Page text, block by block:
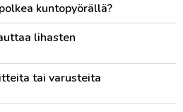
kuntopyörällä?
lihasten
tai varusteita